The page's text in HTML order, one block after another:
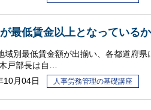
最低賃金以上となっている
域別最低賃金額が出揃い、各都道府
戸部長は自…
10月04日 人事労務管理の基礎講座